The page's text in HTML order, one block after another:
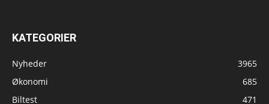
KATEGORIER
Nyheder
3965
Økonomi
685
Biltest
471